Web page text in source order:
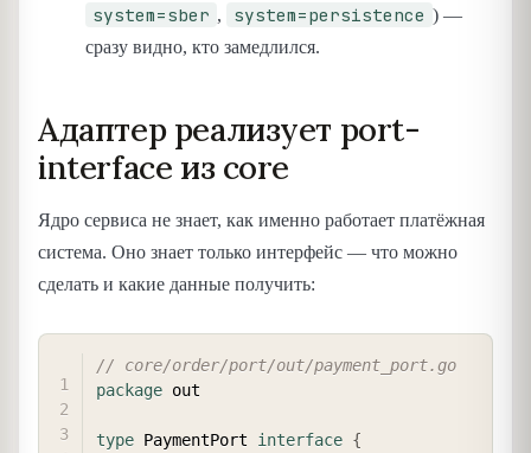
system=sber , system=persistence ) —
сразу видно, кто замедлился.
Адаптер реализует port-
interface из core
Ядро сервиса не знает, как именно работает платёжная
система. Оно знает только интерфейс — что можно
сделать и какие данные получить:
// core/order/port/out/payment_port.go
package out
type PaymentPort interface {